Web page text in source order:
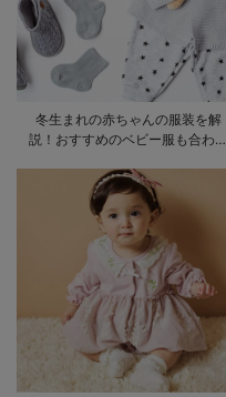
冬生まれの赤ちゃんの服装を解
説！おすすめのベビー服も合わせ